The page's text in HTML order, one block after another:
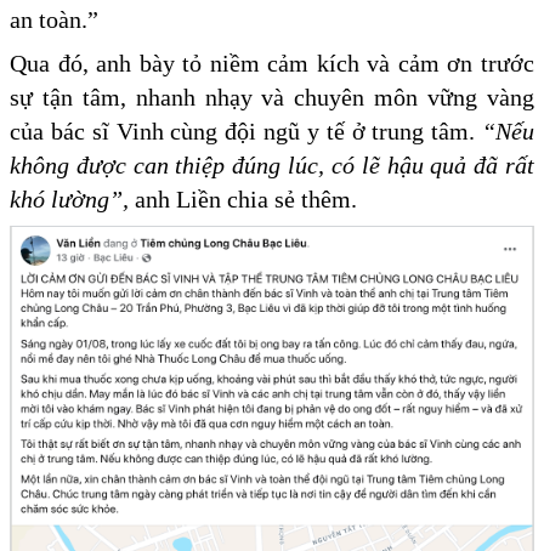
an toàn.”
Qua đó, anh bày tỏ niềm cảm kích và cảm ơn trước
sự tận tâm, nhanh nhạy và chuyên môn vững vàng
của bác sĩ Vinh cùng đội ngũ y tế ở trung tâm. “Nếu
không được can thiệp đúng lúc, có lẽ hậu quả đã rất
khó lường”, anh Liền chia sẻ thêm.